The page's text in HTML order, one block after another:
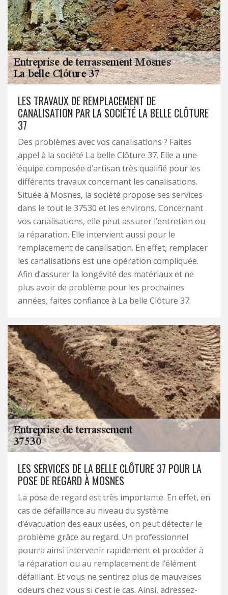
LES TRAVAUX DE REMPLACEMENT DE
CANALISATION PAR LA SOCIÉTÉ LA BELLE CLÔTURE
37
Des problèmes avec vos canalisations ? Faites
appel à la société La belle Clôture 37. Elle a une
équipe composée d’artisan très qualifié pour les
différents travaux concernant les canalisations.
Située à Mosnes, la société propose ses services
dans le tout le 37530 et les environs. Concernant
vos canalisations, elle peut assurer l’entretien ou
la réparation. Elle intervient aussi pour le
remplacement de canalisation. En effet, remplacer
les canalisations est une opération compliquée.
Afin d’assurer la longévité des matériaux et ne
plus avoir de problème pour les prochaines
années, faites confiance à La belle Clôture 37.
LES SERVICES DE LA BELLE CLÔTURE 37 POUR LA
POSE DE REGARD À MOSNES
La pose de regard est très importante. En effet, en
cas de défaillance au niveau du système
d’évacuation des eaux usées, on peut détecter le
problème grâce au regard. Un professionnel
pourra ainsi intervenir rapidement et procéder à
la réparation ou au remplacement de l’élément
défaillant. Et vous ne sentirez plus de mauvaises
odeurs chez vous si c’est le cas. Ainsi, adressez-